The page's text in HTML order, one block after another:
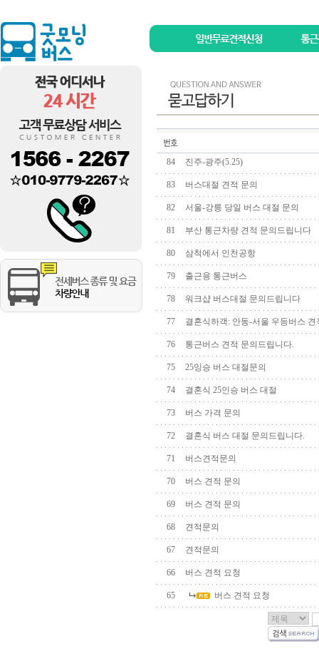
84 진주-광주(5.25)
83 버스대절 견적 문의
82 서울-강릉 당일 버스 대절 문의
81 부산 통근차량 견적 문의드립니다
80 삼척에서 인천공항
79 출근용 통근버스
78 워크샵 버스대절 문의드립니다
77 결혼식하객: 안동-서울 우등버스 견
76 통근버스 견적 문의드립니다.
75 25잉승 버스 대절문의
74 결혼식 25인승 버스 대절
73 버스 가격 문의
72 결혼식 버스 대절 문의드립니다.
71 버스견적문의
70 버스 견적 문의
69 버스 견적 문의
68 견적문의
67 견적문의
66 버스 견적 요청
65 버스 견적 요청